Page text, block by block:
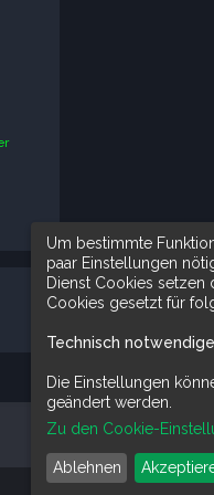
Um bestimmte
paar Einstellungen
Dienst Cookies setzen
Cookies gesetzt für
Technisch
Die Einstellungen
geändert werden.
Zu den Cookie-
Ablehnen